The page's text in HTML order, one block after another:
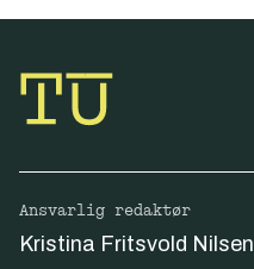
Ansvarlig redaktør
Kristina Fritsvold Nilsen